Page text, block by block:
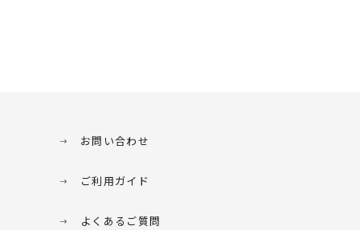
お問い合わせ
ご利用ガイド
よくあるご質問